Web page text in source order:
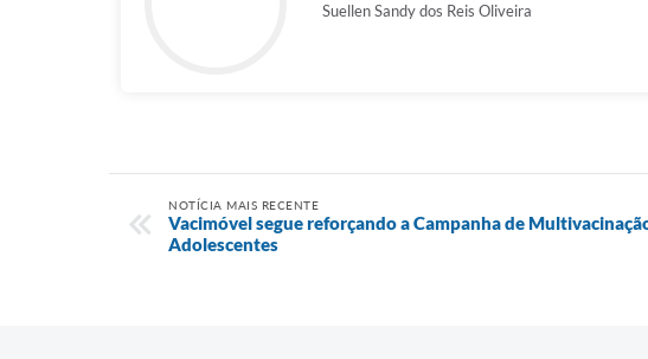
Suellen Sandy dos Reis Oliveira
NOTÍCIA MAIS RECENTE
Vacimóvel segue reforçando a Campanha de
Adolescentes